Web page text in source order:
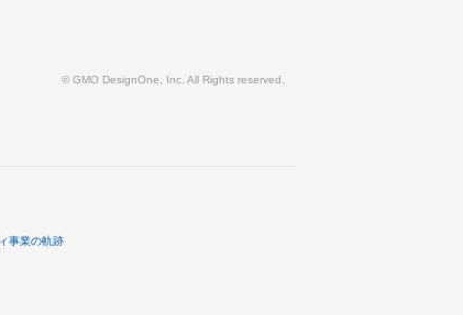
© GMO DesignOne, Inc. All Rights reserved.
事業の軌跡